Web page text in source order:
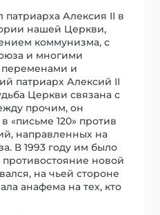
Алексия II в
нашей Церкви,
коммунизма, с
и многими
переменами и
патриарх Алексий II
Церкви связана с
прочим, он
«письме 120» против
направленных на
В 1993 году им было
новой
на чьей стороне
анафема на тех, кто